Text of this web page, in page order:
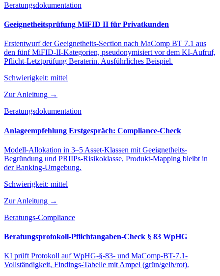
Beratungsdokumentation
Geeignetheitsprüfung MiFID II für Privatkunden
Erstentwurf der Geeignetheits-Section nach MaComp BT 7.1 aus
den fünf MiFID-II-Kategorien, pseudonymisiert vor dem KI-Aufruf,
Pflicht-Letztprüfung Beraterin. Ausführliches Beispiel.
Schwierigkeit: mittel
Zur Anleitung →
Beratungsdokumentation
Anlageempfehlung Erstgespräch: Compliance-Check
Modell-Allokation in 3–5 Asset-Klassen mit Geeignetheits-
Begründung und PRIIPs-Risikoklasse, Produkt-Mapping bleibt in
der Banking-Umgebung.
Schwierigkeit: mittel
Zur Anleitung →
Beratungs-Compliance
Beratungsprotokoll-Pflichtangaben-Check § 83 WpHG
KI prüft Protokoll auf WpHG-§-83- und MaComp-BT-7.1-
Vollständigkeit, Findings-Tabelle mit Ampel (grün/gelb/rot).